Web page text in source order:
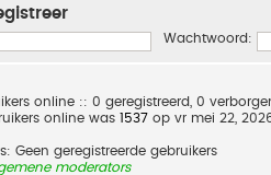
Wachtwoord:
online :: 0 geregistreerd, 0
online was 1537 op vr mei 22,
Geen geregistreerde gebruikers
moderators